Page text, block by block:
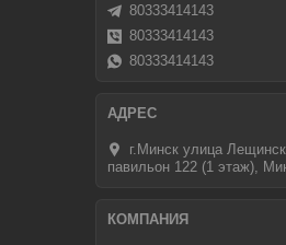
80333414143
80333414143
80333414143
г.Минск улица
павильон 122 (1 этаж),